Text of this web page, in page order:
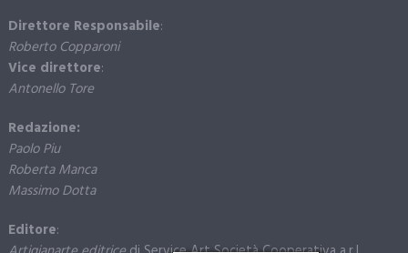
Direttore Responsabile:
Roberto Copparoni
Vice direttore:
Antonello Tore
Redazione:
Paolo Piu
Roberta Manca
Massimo Dotta
Editore: